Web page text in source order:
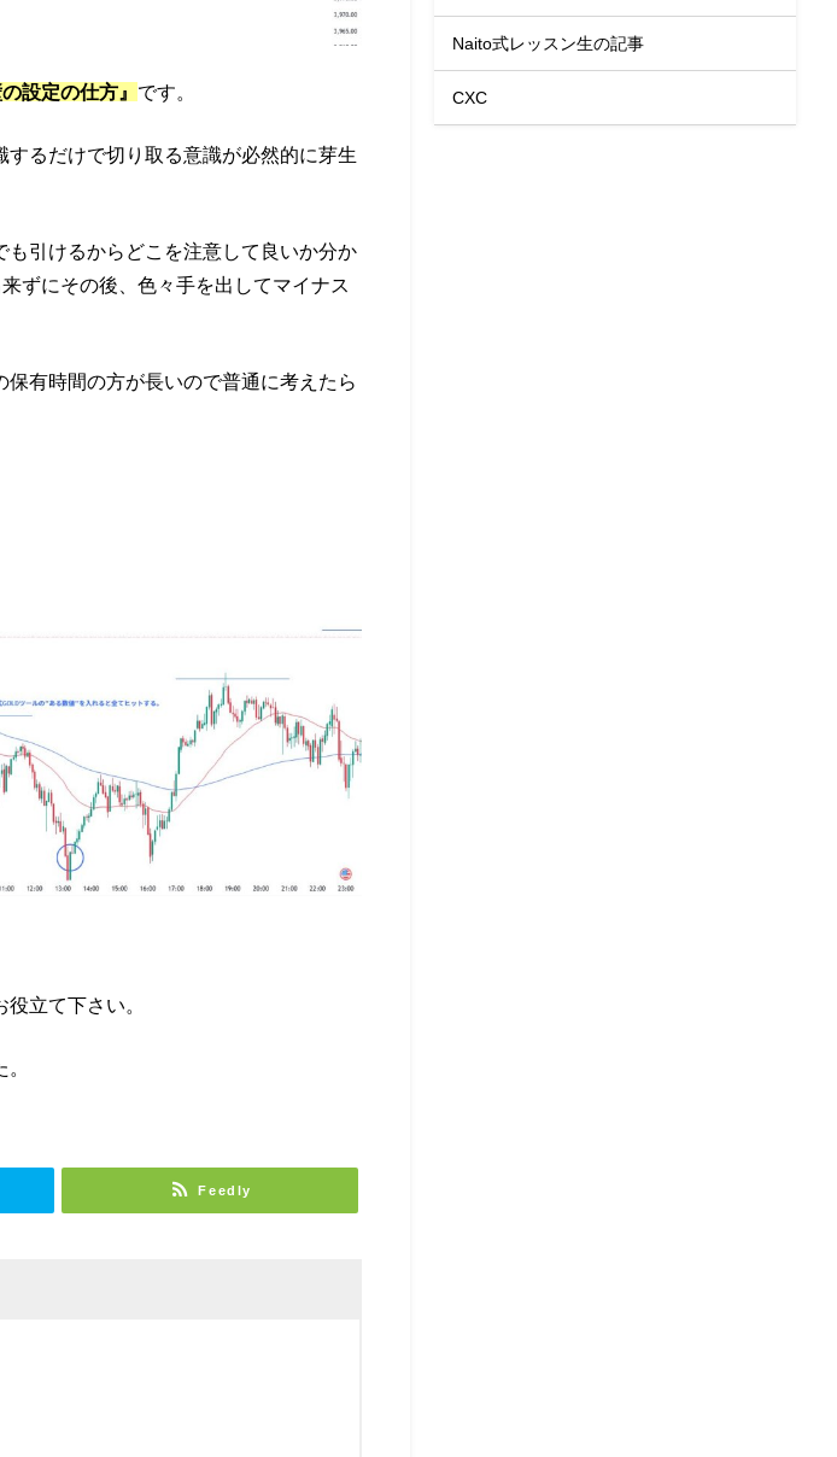
設定の仕方』 です。
するだけで切り取る意識が必然的に芽生
引けるからどこを注意して良いか分か
ずにその後、色々手を出してマイナス
有時間の方が長いので普通に考えたら
立て下さい。
Feedly
Naito式レッスン生の記事
CXC